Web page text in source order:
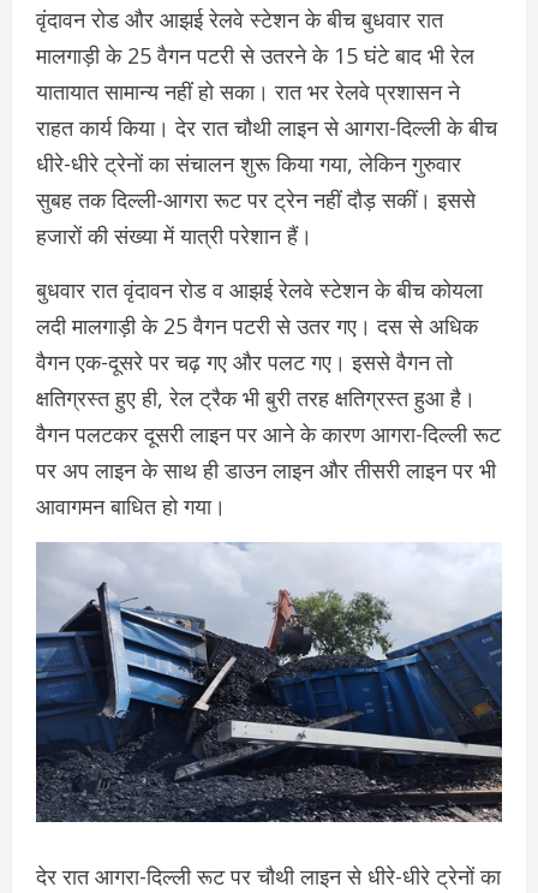
वृंदावन रोड और आझई रेलवे स्टेशन के बीच बुधवार रात
मालगाड़ी के 25 वैगन पटरी से उतरने के 15 घंटे बाद भी रेल
यातायात सामान्य नहीं हो सका। रात भर रेलवे प्रशासन ने
राहत कार्य किया। देर रात चौथी लाइन से आगरा-दिल्ली के बीच
धीरे-धीरे ट्रेनों का संचालन शुरू किया गया, लेकिन गुरुवार
सुबह तक दिल्ली-आगरा रूट पर ट्रेन नहीं दौड़ सकीं। इससे
हजारों की संख्या में यात्री परेशान हैं।
बुधवार रात वृंदावन रोड व आझई रेलवे स्टेशन के बीच कोयला
लदी मालगाड़ी के 25 वैगन पटरी से उतर गए। दस से अधिक
वैगन एक-दूसरे पर चढ़ गए और पलट गए। इससे वैगन तो
क्षतिग्रस्त हुए ही, रेल ट्रैक भी बुरी तरह क्षतिग्रस्त हुआ है।
वैगन पलटकर दूसरी लाइन पर आने के कारण आगरा-दिल्ली रूट
पर अप लाइन के साथ ही डाउन लाइन और तीसरी लाइन पर भी
आवागमन बाधित हो गया।
देर रात आगरा-दिल्ली रूट पर चौथी लाइन से धीरे-धीरे ट्रेनों का